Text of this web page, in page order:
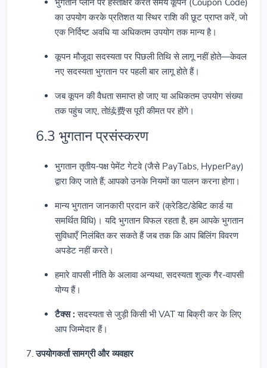
का उपयोग करके प्रतिशत या स्थिर राशि की छूट प्राप्त करें, जो
एक निर्दिष्ट अवधि या अधिकतम उपयोग तक मान्य है।
कूपन मौजूदा सदस्यता पर पिछली तिथि से लागू नहीं होते—केवल
नए सदस्यता भुगतान पर पहली बार लागू होते हैं।
जब कूपन की वैधता समाप्त हो जाए या अधिकतम उपयोग संख्या
तक पहुंच जाए, तो续费स पूरी कीमत पर होंगे।
6.3 भुगतान प्रसंस्करण
भुगतान तृतीय-पक्ष पेमेंट गेटवे (जैसे PayTabs, HyperPay)
द्वारा किए जाते हैं; आपको उनके नियमों का पालन करना होगा।
मान्य भुगतान जानकारी प्रदान करें (क्रेडिट/डेबिट कार्ड या
समर्थित विधि)। यदि भुगतान विफल रहता है, हम आपके भुगतान
सुविधाएँ निलंबित कर सकते हैं जब तक कि आप बिलिंग विवरण
अपडेट नहीं करते।
हमारे वापसी नीति के अलावा अन्यथा, सदस्यता शुल्क गैर-वापसी
योग्य हैं।
टैक्स : सदस्यता से जुड़ी किसी भी VAT या बिक्री कर के लिए
आप जिम्मेदार हैं।
उपयोगकर्ता सामग्री और व्यवहार